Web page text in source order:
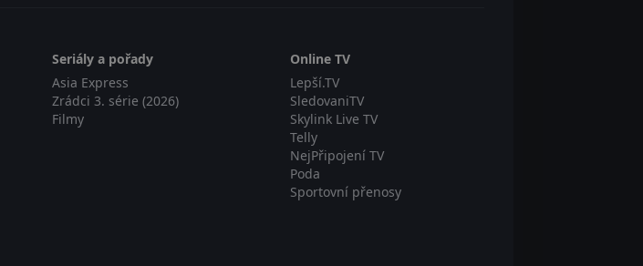
Seriály a pořady
Asia Express
Zrádci 3. série (2026)
Filmy
Online TV
Lepší.TV
SledovaniTV
Skylink Live TV
Telly
NejPřipojení TV
Poda
Sportovní přenosy